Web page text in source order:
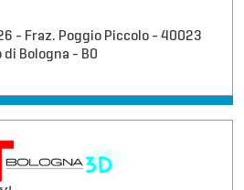
- Fraz. Poggio Piccolo - 40023
Bologna - BO